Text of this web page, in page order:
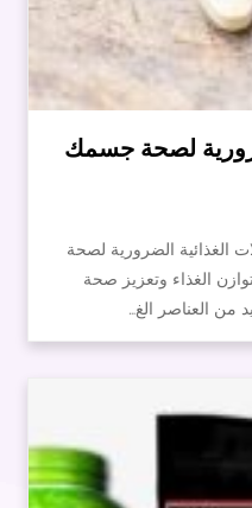
لصحة جسمك
الغذائية الضرورية لصحة
الغذاء وتعزيز صحة
من العناصر الغ…